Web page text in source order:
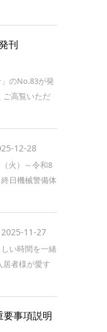
刊
のNo.83が発
ご高覧いただ
12-28
火）～令和8
日機械警備体
2025-11-27
い時間を一緒
居者様が愛す
要事項説明